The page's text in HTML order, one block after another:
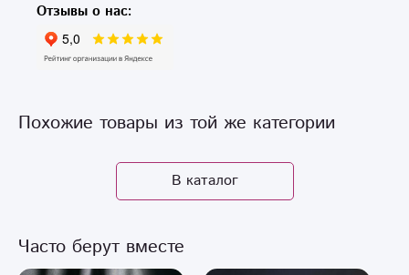
Отзывы о нас:
Похожие товары из той же категории
В каталог
Часто берут вместе